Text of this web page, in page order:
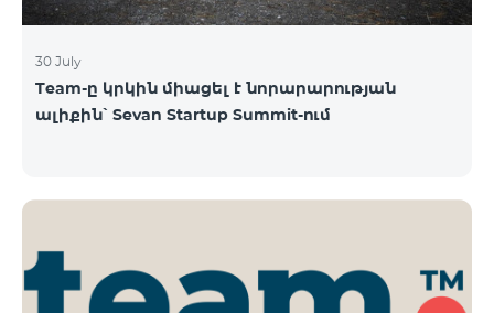
30 July
Team-ը կրկին միացել է նորարարության
ալիքին՝ Sevan Startup Summit-ում